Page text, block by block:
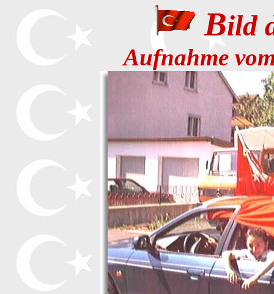
Bild
Aufnahme